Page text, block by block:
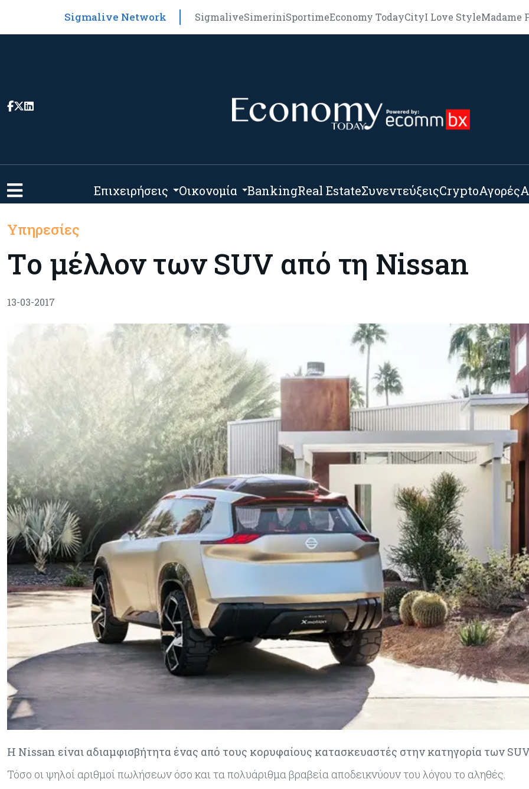
Sigmalive Network SigmaliveSimeriniSportimeEconomy TodayCityI Love StyleMadame
Επιχειρήσεις Οικονομία BankingReal EstateΣυνεντεύξειςCryptoΑγορές
Υπηρεσίες
Tο μέλλον των SUV από τη Nissan
13-03-2017
Η Nissan είναι αδιαμφισβήτητα ένας από τους κορυφαίους κατασκευαστές στην κατηγορία των
Τόσο οι ψηλοί αριθμοί πωλήσεων όσο και τα πολυάριθμα βραβεία αποδεικνύουν του λόγου το αληθές.